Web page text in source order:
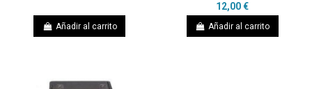
Añadir al carrito
12,00 €
Añadir al carrito